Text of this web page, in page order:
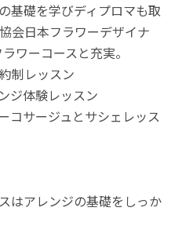
基礎を学びディプロマも取
会日本フラワーデザイナ
ワーコースと充実。
制レッスン
ジ体験レッスン
コサージュとサシェレッス
はアレンジの基礎をしっか